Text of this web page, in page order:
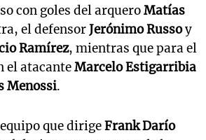
con goles del arqueroMatías
el defensorJerónimo Russoy
Ramírez, mientras que para el
el atacanteMarcelo Estigarribia
Menossi.
que dirigeFrank Darío